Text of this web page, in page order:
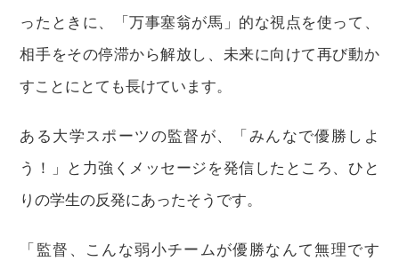
ったときに、「万事塞翁が馬」的な視点を使って、
相手をその停滞から解放し、未来に向けて再び動か
すことにとても長けています。
ある大学スポーツの監督が、「みんなで優勝しよ
う！」と力強くメッセージを発信したところ、ひと
りの学生の反発にあったそうです。
「監督、こんな弱小チームが優勝なんて無理です